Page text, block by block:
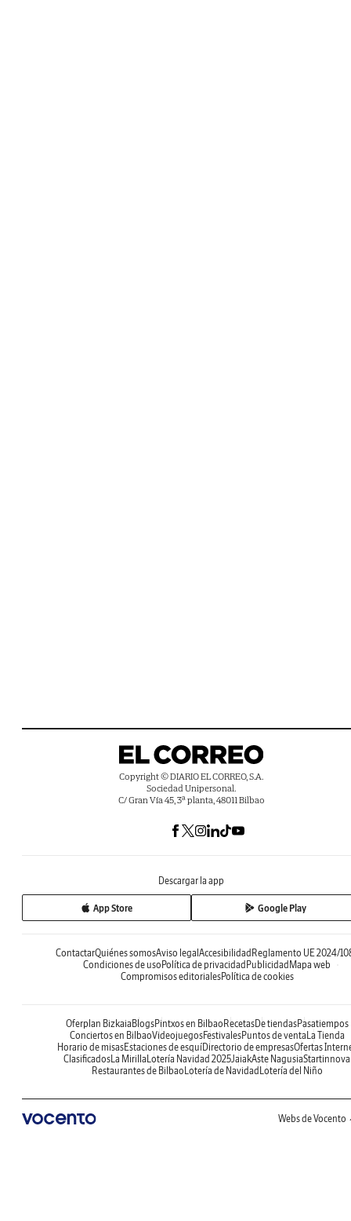
Copyright © DIARIO EL CORREO, S.A.
Sociedad Unipersonal.
C/ Gran Vía 45, 3ª planta, 48011 Bilbao
Descargar la app
App Store Google Play
ContactarQuiénes somosAviso legal Accesibilidad Reglamento UE 2024/
Condiciones de uso Política de privacidad Publicidad Mapa web
Compromisos editorialesPolítica de cookies
Oferplan Bizkaia BlogsPintxos en Bilbao RecetasDe tiendasPasatiempos
Conciertos en BilbaoVideojuegosFestivalesPuntos de venta La Tienda
Horario de misasEstaciones de esquíDirectorio de empresasOfertas
ClasificadosLa Mirilla Lotería Navidad 2025JaiakAste NagusiaStartinnova
Restaurantes de Bilbao Lotería de Navidad Lotería del Niño
Webs de Vocento